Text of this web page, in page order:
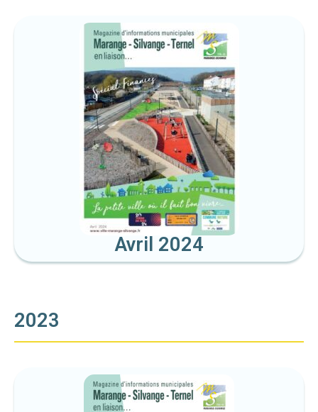
Avril 2024
2023